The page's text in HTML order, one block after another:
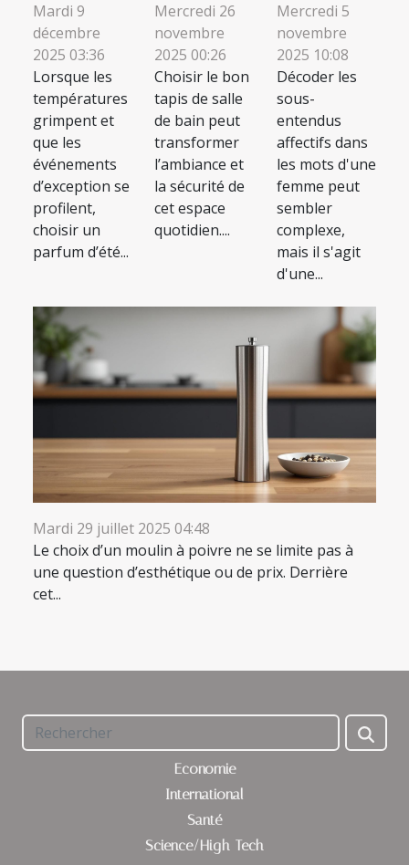
Mardi 9
décembre
2025 03:36
Lorsque les
températures
grimpent et
que les
événements
d’exception se
profilent,
choisir un
parfum d’été...
Mercredi 26
novembre
2025 00:26
Choisir le bon
tapis de salle
de bain peut
transformer
l’ambiance et
la sécurité de
cet espace
quotidien....
Mercredi 5
novembre
2025 10:08
Décoder les
sous-
entendus
affectifs dans
les mots d'une
femme peut
sembler
complexe,
mais il s'agit
d'une...
Mardi 29 juillet 2025 04:48
Le choix d’un moulin à poivre ne se limite pas à
une question d’esthétique ou de prix. Derrière
cet...
Economie
International
Santé
Science/High-Tech